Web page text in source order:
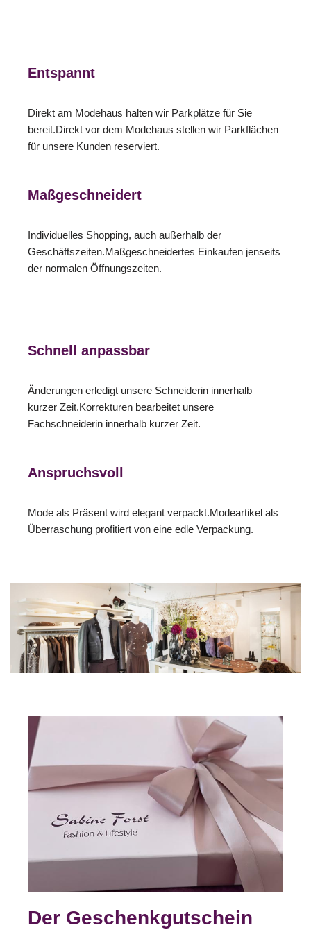
Entspannt
Direkt am Modehaus halten wir Parkplätze für Sie
bereit.Direkt vor dem Modehaus stellen wir Parkflächen
für unsere Kunden reserviert.
Maßgeschneidert
Individuelles Shopping, auch außerhalb der
Geschäftszeiten.Maßgeschneidertes Einkaufen jenseits
der normalen Öffnungszeiten.
Schnell anpassbar
Änderungen erledigt unsere Schneiderin innerhalb
kurzer Zeit.Korrekturen bearbeitet unsere
Fachschneiderin innerhalb kurzer Zeit.
Anspruchsvoll
Mode als Präsent wird elegant verpackt.Modeartikel als
Überraschung profitiert von eine edle Verpackung.
Der Geschenkgutschein